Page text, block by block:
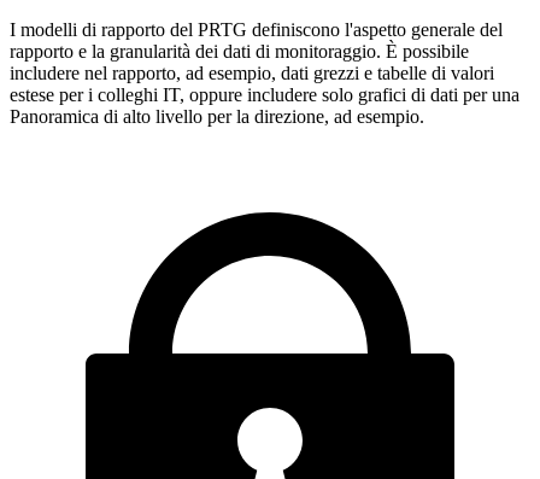
I modelli di rapporto del PRTG definiscono l'aspetto generale del
rapporto e la granularità dei dati di monitoraggio. È possibile
includere nel rapporto, ad esempio, dati grezzi e tabelle di valori
estese per i colleghi IT, oppure includere solo grafici di dati per una
Panoramica di alto livello per la direzione, ad esempio.